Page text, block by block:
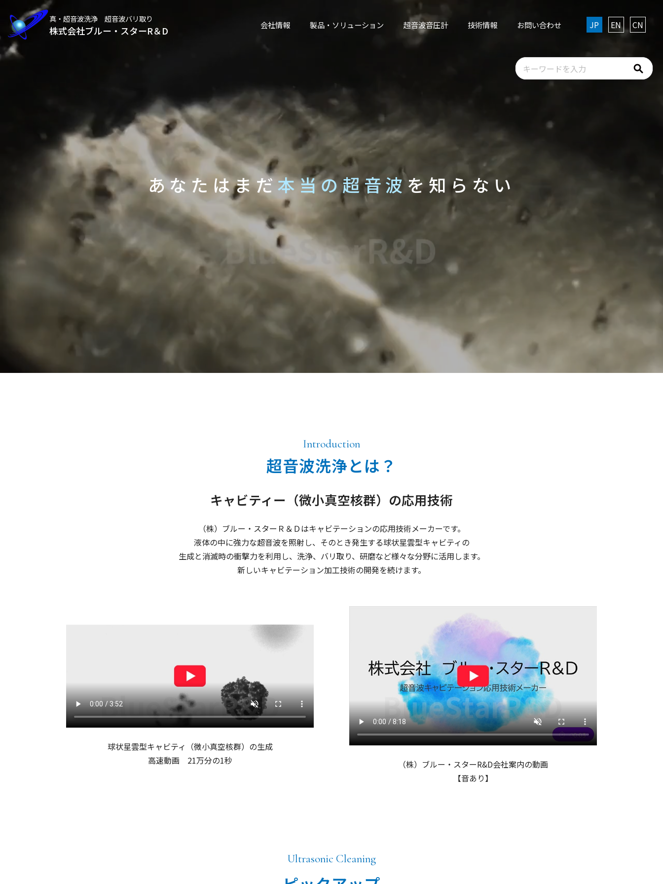
真・超音波洗浄 超音波バリ取り
株式会社ブルー・スターR＆D 会社情報 製品・ソリューション 超音波音圧計 技術情報 お問い合わせ JP EN CN
あなたはまだ本当の超音波 を知らない
Introduction
超音波洗浄とは？
キャビティー（微小真空核群）の応用技術
（株）ブルー・スターＲ＆Ｄはキャビテーションの応用技術メーカーです。
液体の中に強力な超音波を照射し、そのとき発生する球状星雲型キャビティの
生成と消滅時の衝撃力を利用し、洗浄、バリ取り、研磨など様々な分野に活用します。
新しいキャビテーション加工技術の開発を続けます。
球状星雲型キャビティ（微小真空核群）の生成
高速動画 21万分の1秒
（株）ブルー・スターR&D会社案内の動画
【音あり】
Ultrasonic Cleaning